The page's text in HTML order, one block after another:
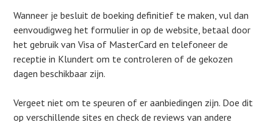
Wanneer je besluit de boeking definitief te maken, vul dan
eenvoudigweg het formulier in op de website, betaal door
het gebruik van Visa of MasterCard en telefoneer de
receptie in Klundert om te controleren of de gekozen
dagen beschikbaar zijn.
Vergeet niet om te speuren of er aanbiedingen zijn. Doe dit
op verschillende sites en check de reviews van andere